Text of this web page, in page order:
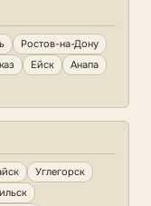
Ростов-на-Дону
Ейск
Анапа
Углегорск